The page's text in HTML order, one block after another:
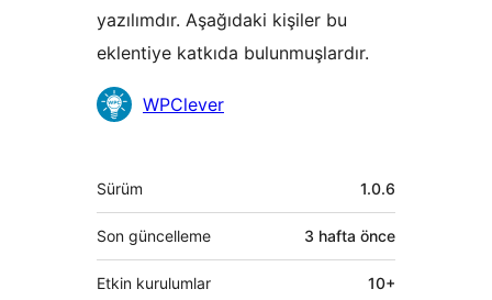
yazılımdır. Aşağıdaki kişiler bu
eklentiye katkıda bulunmuşlardır.
KatkıdaWPClever
Meta
Sürüm 1.0.6
Son güncelleme 3 hafta önce
Etkin kurulumlar 10+